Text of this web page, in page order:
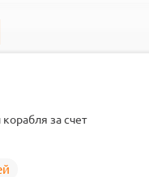
моделей
за счет